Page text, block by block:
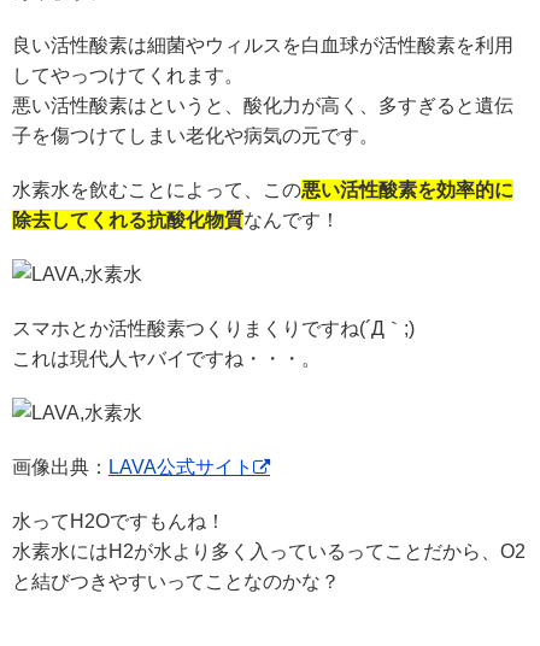
良い活性酸素は細菌やウィルスを白血球が活性酸素を利用
してやっつけてくれます。
悪い活性酸素はというと、酸化力が高く、多すぎると遺伝
子を傷つけてしまい老化や病気の元です。
水素水を飲むことによって、この悪い活性酸素を効率的に
除去してくれる抗酸化物質なんです！
スマホとか活性酸素つくりまくりですね(´Д｀;)
これは現代人ヤバイですね・・・。
画像出典： LAVA公式サイト
水ってH2Oですもんね！
水素水にはH2が水より多く入っているってことだから、O2
と結びつきやすいってことなのかな？